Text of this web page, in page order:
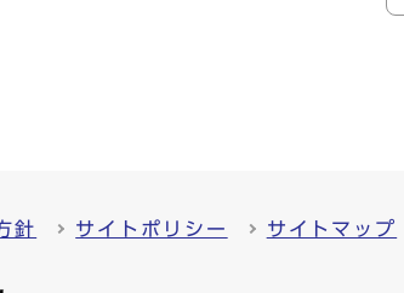
針 サイトポリシー サイトマップ